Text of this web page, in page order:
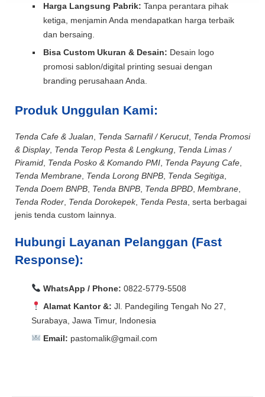
Harga Langsung Pabrik: Tanpa perantara pihak
ketiga, menjamin Anda mendapatkan harga terbaik
dan bersaing.
Bisa Custom Ukuran & Desain: Desain logo
promosi sablon/digital printing sesuai dengan
branding perusahaan Anda.
Produk Unggulan Kami:
Tenda Cafe & Jualan Tenda Sarnafil / Kerucut, Tenda Promosi
& Display, Tenda Terop Pesta & Lengkung Tenda Limas /
Piramid Tenda Posko & Komando PMI Tenda Payung Cafe
Tenda Membrane Tenda Lorong BNPB Tenda Segitiga
Tenda Doem BNPB Tenda BNPB Tenda BPBD Membrane
Tenda Roder Tenda Dorokepek, Tenda Pesta , serta berbagai
jenis tenda custom lainnya.
Hubungi Layanan Pelanggan (Fast
Response):
WhatsApp / Phone: 0822-5779-5508
Alamat Kantor &: Jl. Pandegiling Tengah No 27,
Surabaya, Jawa Timur, Indonesia
Email: pastomalik@gmail.com